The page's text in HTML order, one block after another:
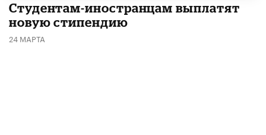
Студентам-иностранцам выплатят
новую стипендию
24 МАРТА